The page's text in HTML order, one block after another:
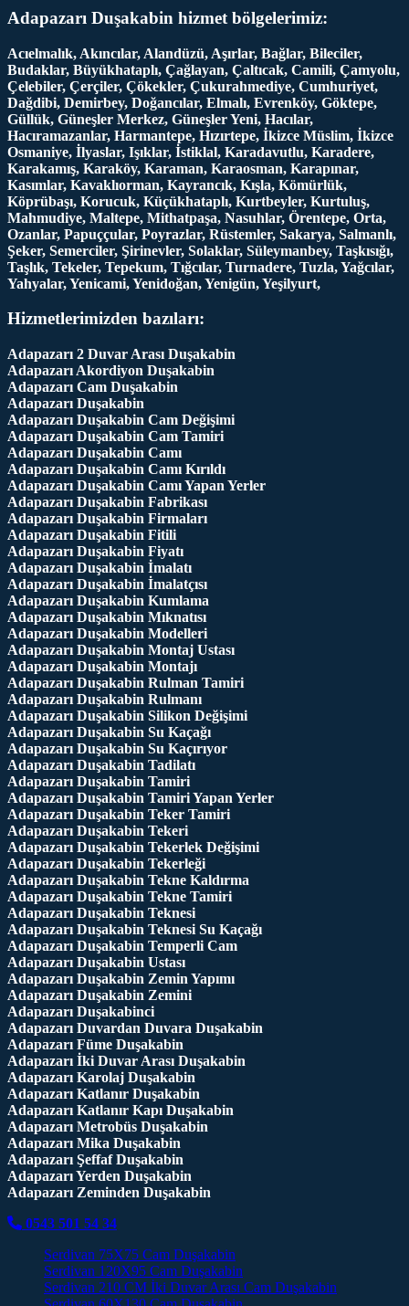
Adapazarı Duşakabin hizmet bölgelerimiz:
Acıelmalık, Akıncılar, Alandüzü, Aşırlar, Bağlar, Bileciler,
Budaklar, Büyükhataplı, Çağlayan, Çaltıcak, Camili, Çamyolu,
Çelebiler, Çerçiler, Çökekler, Çukurahmediye, Cumhuriyet,
Dağdibi, Demirbey, Doğancılar, Elmalı, Evrenköy, Göktepe,
Güllük, Güneşler Merkez, Güneşler Yeni, Hacılar,
Hacıramazanlar, Harmantepe, Hızırtepe, İkizce Müslim, İkizce
Osmaniye, İlyaslar, Işıklar, İstiklal, Karadavutlu, Karadere,
Karakamış, Karaköy, Karaman, Karaosman, Karapınar,
Kasımlar, Kavaklıorman, Kayrancık, Kışla, Kömürlük,
Köprübaşı, Korucuk, Küçükhataplı, Kurtbeyler, Kurtuluş,
Mahmudiye, Maltepe, Mithatpaşa, Nasuhlar, Örentepe, Orta,
Ozanlar, Papuççular, Poyrazlar, Rüstemler, Sakarya, Salmanlı,
Şeker, Semerciler, Şirinevler, Solaklar, Süleymanbey, Taşkısığı,
Taşlık, Tekeler, Tepekum, Tığcılar, Turnadere, Tuzla, Yağcılar,
Yahyalar, Yenicami, Yenidoğan, Yenigün, Yeşilyurt,
Hizmetlerimizden bazıları:
Adapazarı 2 Duvar Arası Duşakabin
Adapazarı Akordiyon Duşakabin
Adapazarı Cam Duşakabin
Adapazarı Duşakabin
Adapazarı Duşakabin Cam Değişimi
Adapazarı Duşakabin Cam Tamiri
Adapazarı Duşakabin Camı
Adapazarı Duşakabin Camı Kırıldı
Adapazarı Duşakabin Camı Yapan Yerler
Adapazarı Duşakabin Fabrikası
Adapazarı Duşakabin Firmaları
Adapazarı Duşakabin Fitili
Adapazarı Duşakabin Fiyatı
Adapazarı Duşakabin İmalatı
Adapazarı Duşakabin İmalatçısı
Adapazarı Duşakabin Kumlama
Adapazarı Duşakabin Mıknatısı
Adapazarı Duşakabin Modelleri
Adapazarı Duşakabin Montaj Ustası
Adapazarı Duşakabin Montajı
Adapazarı Duşakabin Rulman Tamiri
Adapazarı Duşakabin Rulmanı
Adapazarı Duşakabin Silikon Değişimi
Adapazarı Duşakabin Su Kaçağı
Adapazarı Duşakabin Su Kaçırıyor
Adapazarı Duşakabin Tadilatı
Adapazarı Duşakabin Tamiri
Adapazarı Duşakabin Tamiri Yapan Yerler
Adapazarı Duşakabin Teker Tamiri
Adapazarı Duşakabin Tekeri
Adapazarı Duşakabin Tekerlek Değişimi
Adapazarı Duşakabin Tekerleği
Adapazarı Duşakabin Tekne Kaldırma
Adapazarı Duşakabin Tekne Tamiri
Adapazarı Duşakabin Teknesi
Adapazarı Duşakabin Teknesi Su Kaçağı
Adapazarı Duşakabin Temperli Cam
Adapazarı Duşakabin Ustası
Adapazarı Duşakabin Zemin Yapımı
Adapazarı Duşakabin Zemini
Adapazarı Duşakabinci
Adapazarı Duvardan Duvara Duşakabin
Adapazarı Füme Duşakabin
Adapazarı İki Duvar Arası Duşakabin
Adapazarı Karolaj Duşakabin
Adapazarı Katlanır Duşakabin
Adapazarı Katlanır Kapı Duşakabin
Adapazarı Metrobüs Duşakabin
Adapazarı Mika Duşakabin
Adapazarı Şeffaf Duşakabin
Adapazarı Yerden Duşakabin
Adapazarı Zeminden Duşakabin
0543 501 54 34
Serdivan 75X75 Cam Duşakabin
Serdivan 120X95 Cam Duşakabin
Serdivan 210 CM İki Duvar Arası Cam Duşakabin